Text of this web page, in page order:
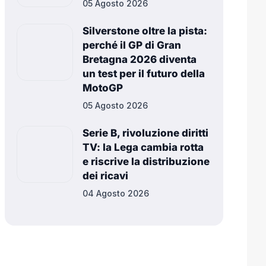
05 Agosto 2026
Silverstone oltre la pista:
perché il GP di Gran
Bretagna 2026 diventa
un test per il futuro della
MotoGP
05 Agosto 2026
Serie B, rivoluzione diritti
TV: la Lega cambia rotta
e riscrive la distribuzione
dei ricavi
04 Agosto 2026